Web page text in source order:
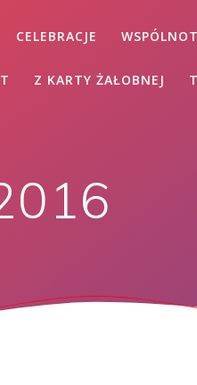
CELEBRACJE
Z KARTY ŻAŁOBNEJ